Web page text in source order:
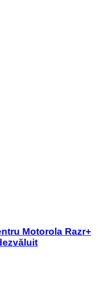
Motorola Razr+